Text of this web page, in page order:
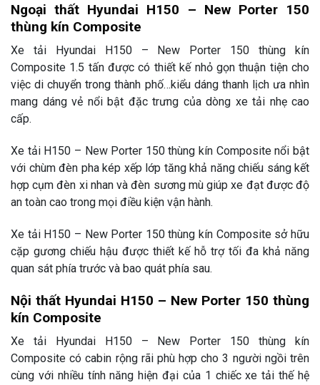
Ngoại thất Hyundai H150 – New Porter 150
thùng kín Composite
Xe tải Hyundai H150 – New Porter 150 thùng kín
Composite 1.5 tấn được có thiết kế nhỏ gọn thuận tiện cho
việc di chuyển trong thành phố…kiểu dáng thanh lịch ưa nhìn
mang dáng vẻ nổi bật đặc trưng của dòng xe tải nhẹ cao
cấp.
Xe tải H150 – New Porter 150 thùng kín Composite nổi bật
với chùm đèn pha kép xếp lớp tăng khả năng chiếu sáng kết
hợp cụm đèn xi nhan và đèn sương mù giúp xe đạt được độ
an toàn cao trong mọi điều kiện vận hành.
Xe tải H150 – New Porter 150 thùng kín Composite sở hữu
cặp gương chiếu hậu được thiết kế hỗ trợ tối đa khả năng
quan sát phía trước và bao quát phía sau.
Nội thất Hyundai H150 – New Porter 150 thùng
kín Composite
Xe tải Hyundai H150 – New Porter 150 thùng kín
Composite có cabin rộng rãi phù hợp cho 3 người ngồi trên
cùng với nhiều tính năng hiện đại của 1 chiếc xe tải thế hệ